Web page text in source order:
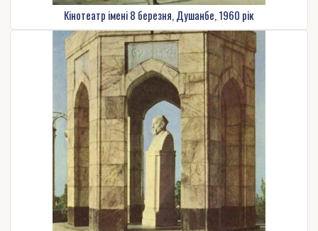
Кінотеатр імені 8 березня, Душанбе, 1960 рік